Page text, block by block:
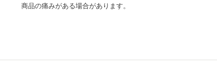
商品の痛みがある場合があります。